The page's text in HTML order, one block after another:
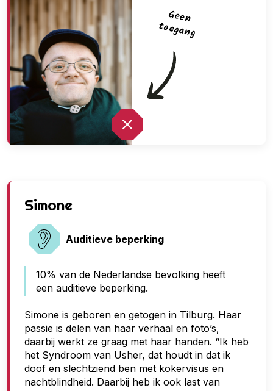
G
een
toegan
g
G
e
o
e
g
a
n
Simone
Auditieve beperking
10% van de Nederlandse bevolking heeft
een auditieve beperking.
Simone is geboren en getogen in Tilburg. Haar
passie is delen van haar verhaal en foto’s,
daarbij werkt ze graag met haar handen. “Ik heb
het Syndroom van Usher, dat houdt in dat ik
doof en slechtziend ben met kokervisus en
nachtblindheid. Daarbij heb ik ook last van